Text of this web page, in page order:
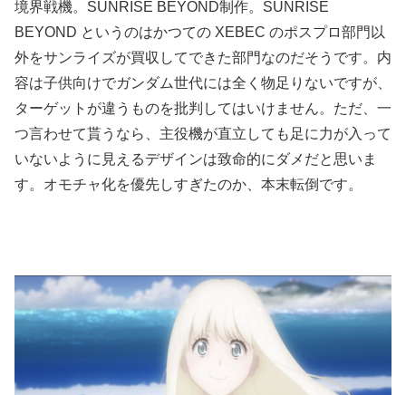
境界戦機。SUNRISE BEYOND制作。SUNRISE
BEYOND というのはかつての XEBEC のポスプロ部門以
外をサンライズが買収してできた部門なのだそうです。内
容は子供向けでガンダム世代には全く物足りないですが、
ターゲットが違うものを批判してはいけません。ただ、一
つ言わせて貰うなら、主役機が直立しても足に力が入って
いないように見えるデザインは致命的にダメだと思いま
す。オモチャ化を優先しすぎたのか、本末転倒です。